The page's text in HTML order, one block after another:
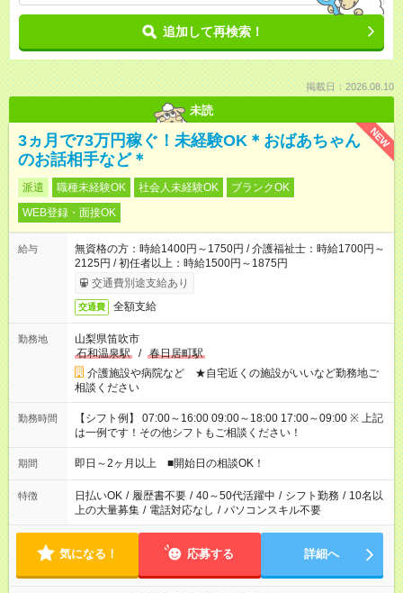
追加して再検索！
掲載日：2026.08.10
未読
NEW
3ヵ月で73万円稼ぐ！未経験OK＊おばあちゃん
のお話相手など＊
派遣 職種未経験OK 社会人未経験OK
ブランクOK
WEB登録・面接OK
給与
無資格の方：時給1400円～1750円 / 介護福祉士：時給1700円～
2125円 / 初任者以上：時給1500円～1875円
交通費別途支給あり
交通費 全額支給
勤務地
山梨県笛吹市
石和温泉駅
/ 春日居町駅
介護施設や病院など ★自宅近くの施設がいいなど勤務地ご
相談ください
勤務時間
【シフト例】 07:00～16:00 09:00～18:00 17:00～09:00 ※ 上記
は一例です！その他シフトもご相談ください！
期間 即日～2ヶ月以上 ■開始日の相談OK！
特徴 日払いOK / 履歴書不要 / 40～50代活躍中 / シフト勤務 / 10名以
上の大量募集 / 電話対応なし / パソコンスキル不要
気になる！ 応募する 詳細へ